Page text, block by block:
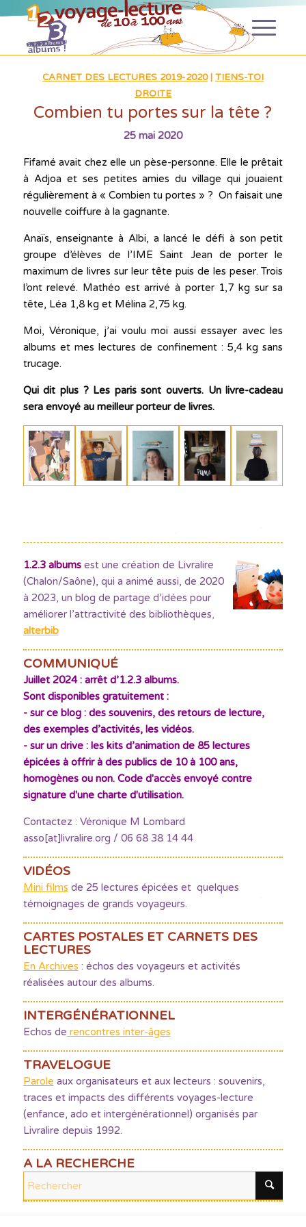
CARNET DES LECTURES 2019-2020| TIENS-TOI
DROITE
Combien tu portes sur la tête ?
25 mai 2020
Fifamé avait chez elle un pèse-personne. Elle le prêtait
à Adjoa et ses petites amies du village qui jouaient
régulièrement à « Combien tu portes » ? On faisait une
nouvelle coiffure à la gagnante.
Anaïs, enseignante à Albi, a lancé le défi à son petit
groupe d’élèves de l’IME Saint Jean de porter le
maximum de livres sur leur tête puis de les peser. Trois
l’ont relevé. Mathéo est arrivé à porter 1,7 kg sur sa
tête, Léa 1,8 kg et Mélina 2,75 kg.
Moi, Véronique, j’ai voulu moi aussi essayer avec les
albums et mes lectures de confinement : 5,4 kg sans
trucage.
Qui dit plus ? Les paris sont ouverts. Un livre-cadeau
sera envoyé au meilleur porteur de livres.
1.2.3 albumsest une création de Livralire
(Chalon/Saône), qui a animé aussi, de 2020
à 2023, un blog de partage d’idées pour
améliorer l’attractivité des bibliothèques,
alterbib
COMMUNIQUÉ
Juillet 2024 : arrêt d’1.2.3 albums.
Sont disponibles gratuitement :
- sur ce blog : des souvenirs, des retours de lecture,
des exemples d’activités, les vidéos.
- sur un drive : les kits d’animation de 85 lectures
épicées à offrir à des publics de 10 à 100 ans,
homogènes ou non. Code d'accès envoyé contre
signature d'une charte d'utilisation.
Contactez : Véronique M Lombard
asso[at]livralire.org / 06 68 38 14 44
VIDÉOS
Mini films de 25 lectures épicées et quelques
témoignages de grands voyageurs.
CARTES POSTALES ET CARNETS DES
LECTURES
En Archives : échos des voyageurs et activités
réalisées autour des albums.
INTERGÉNÉRATIONNEL
Echos de rencontres inter-âges
TRAVELOGUE
Parole aux organisateurs et aux lecteurs : souvenirs,
traces et impacts des différents voyages-lecture
(enfance, ado et intergénérationnel) organisés par
Livralire depuis 1992.
A LA RECHERCHE